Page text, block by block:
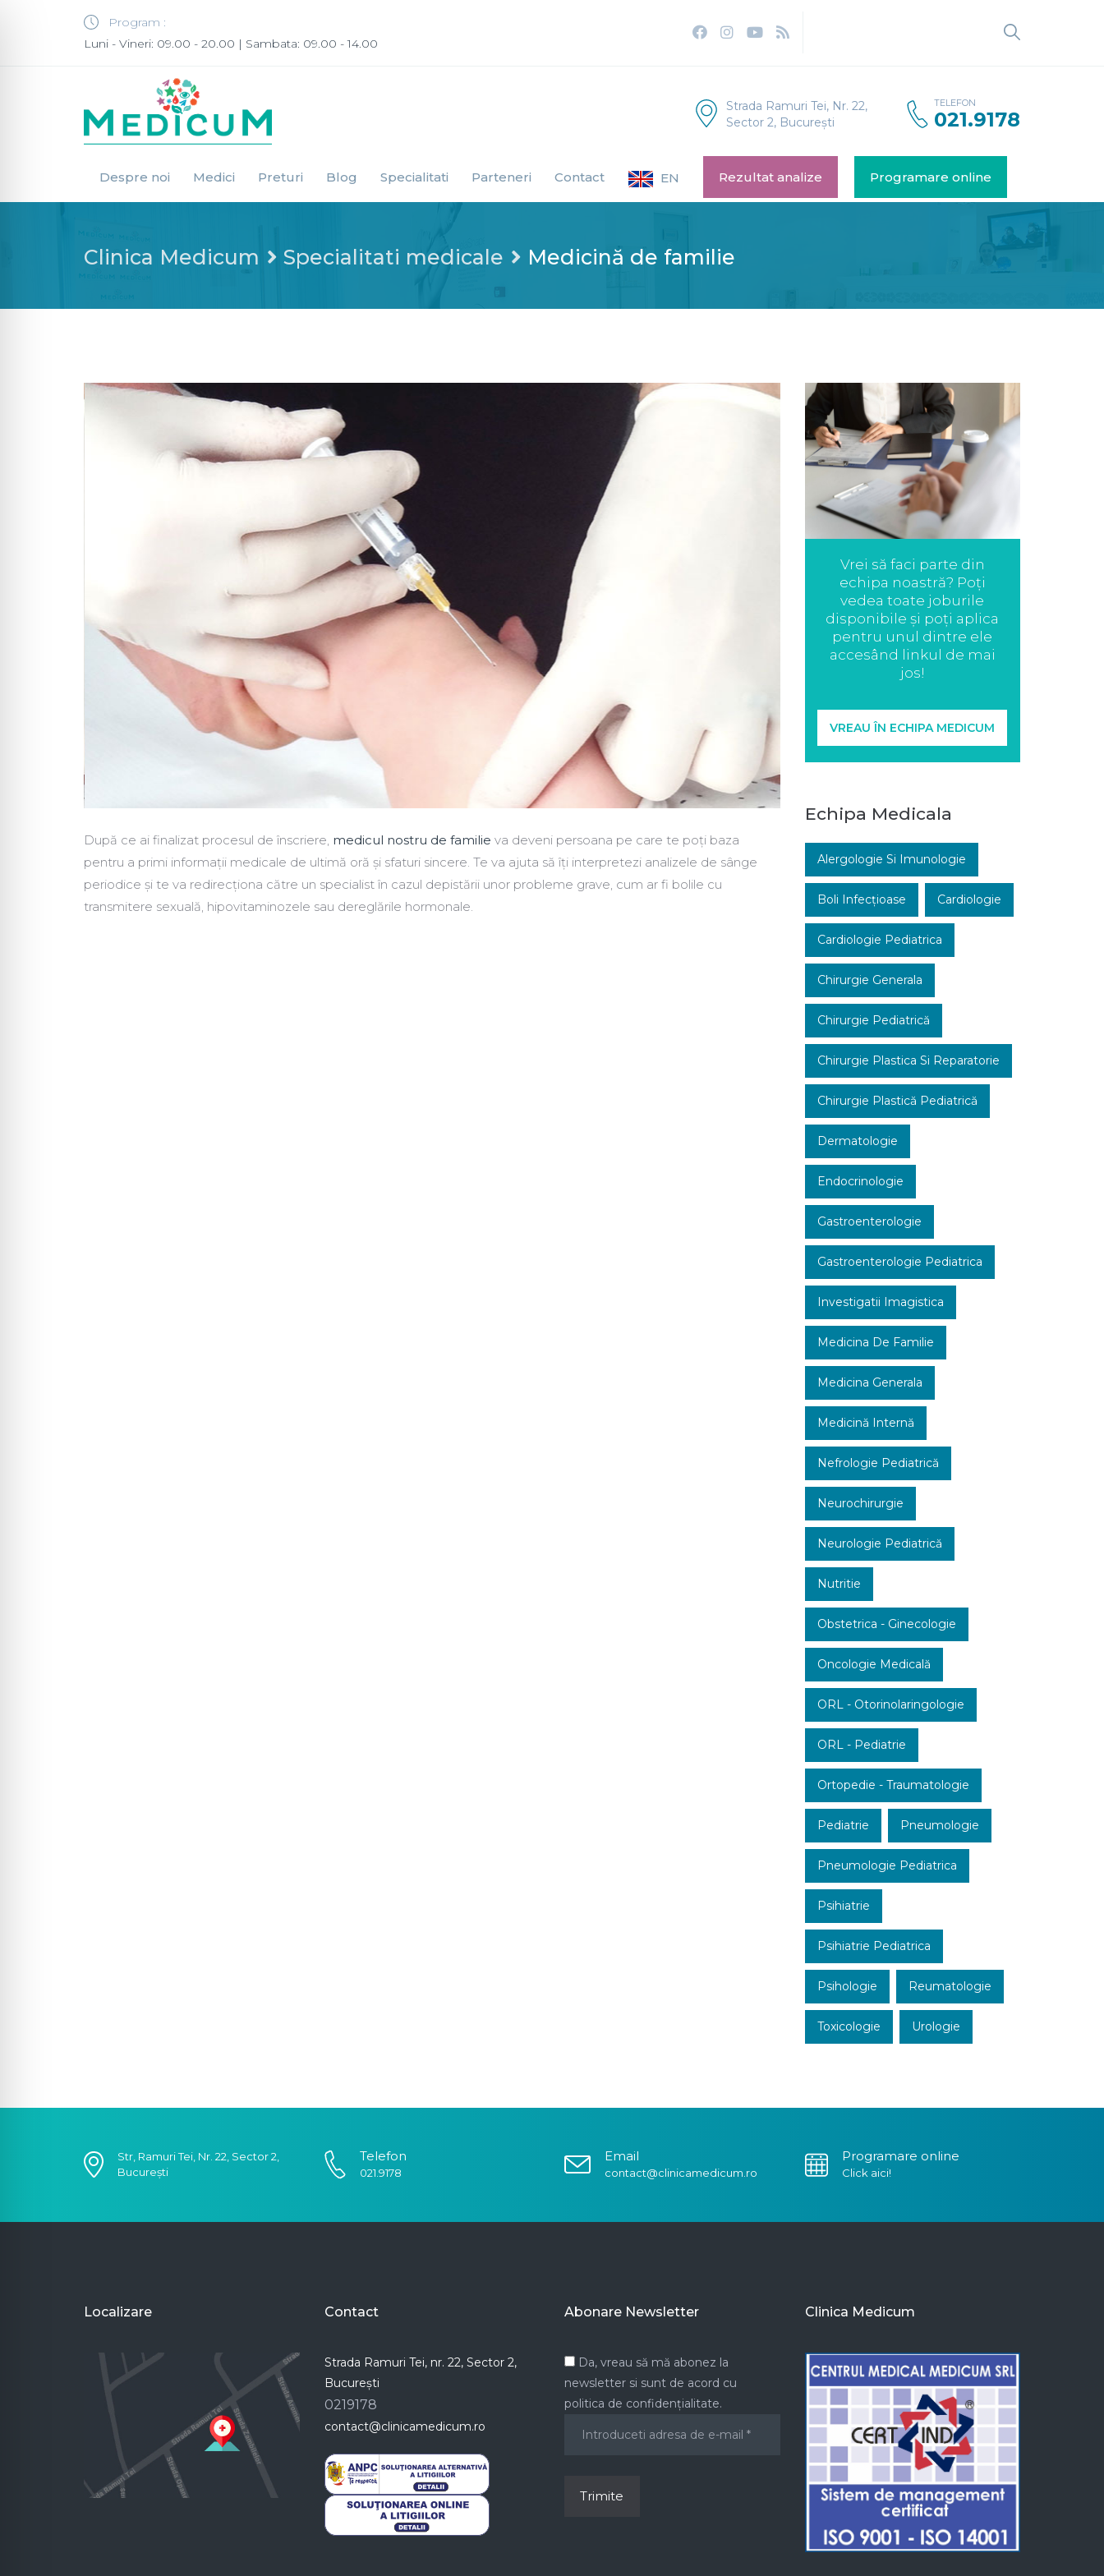
Program :
Luni - Vineri: 09.00 - 20.00 | Sambata: 09.00 - 14.00
Strada Ramuri Tei, Nr. 22,
Sector 2, București
TELEFON
021.9178
Despre noi Medici Preturi Blog Specialitati Parteneri Contact EN Rezultat analize Programare online
Clinica Medicum Specialitati medicale Medicină de familie
După ce ai finalizat procesul de înscriere, medicul nostru de familie va deveni persoana pe care te poți baza
pentru a primi informații medicale de ultimă oră și sfaturi sincere. Te va ajuta să îți interpretezi analizele de sânge
periodice și te va redirecționa către un specialist în cazul depistării unor probleme grave, cum ar fi bolile cu
transmitere sexuală, hipovitaminozele sau dereglările hormonale.
Vrei să faci parte din
echipa noastră? Poți
vedea toate joburile
disponibile și poți aplica
pentru unul dintre ele
accesând linkul de mai
jos!
VREAU ÎN ECHIPA MEDICUM
Echipa Medicala
Alergologie Si Imunologie
Boli Infecțioase Cardiologie
Cardiologie Pediatrica
Chirurgie Generala
Chirurgie Pediatrică
Chirurgie Plastica Si Reparatorie
Chirurgie Plastică Pediatrică
Dermatologie
Endocrinologie
Gastroenterologie
Gastroenterologie Pediatrica
Investigatii Imagistica
Medicina De Familie
Medicina Generala
Medicină Internă
Nefrologie Pediatrică
Neurochirurgie
Neurologie Pediatrică
Nutritie
Obstetrica - Ginecologie
Oncologie Medicală
ORL - Otorinolaringologie
ORL - Pediatrie
Ortopedie - Traumatologie
Pediatrie Pneumologie
Pneumologie Pediatrica
Psihiatrie
Psihiatrie Pediatrica
Psihologie Reumatologie
Toxicologie Urologie
Str, Ramuri Tei, Nr. 22, Sector 2,
București
Telefon
021.9178
Email
contact@clinicamedicum.ro
Programare online
Click aici!
Localizare Contact
Strada Ramuri Tei, nr. 22, Sector 2,
București
0219178
contact@clinicamedicum.ro
Abonare Newsletter
Da, vreau să mă abonez la
newsletter si sunt de acord cu
politica de confidențialitate.
Clinica Medicum